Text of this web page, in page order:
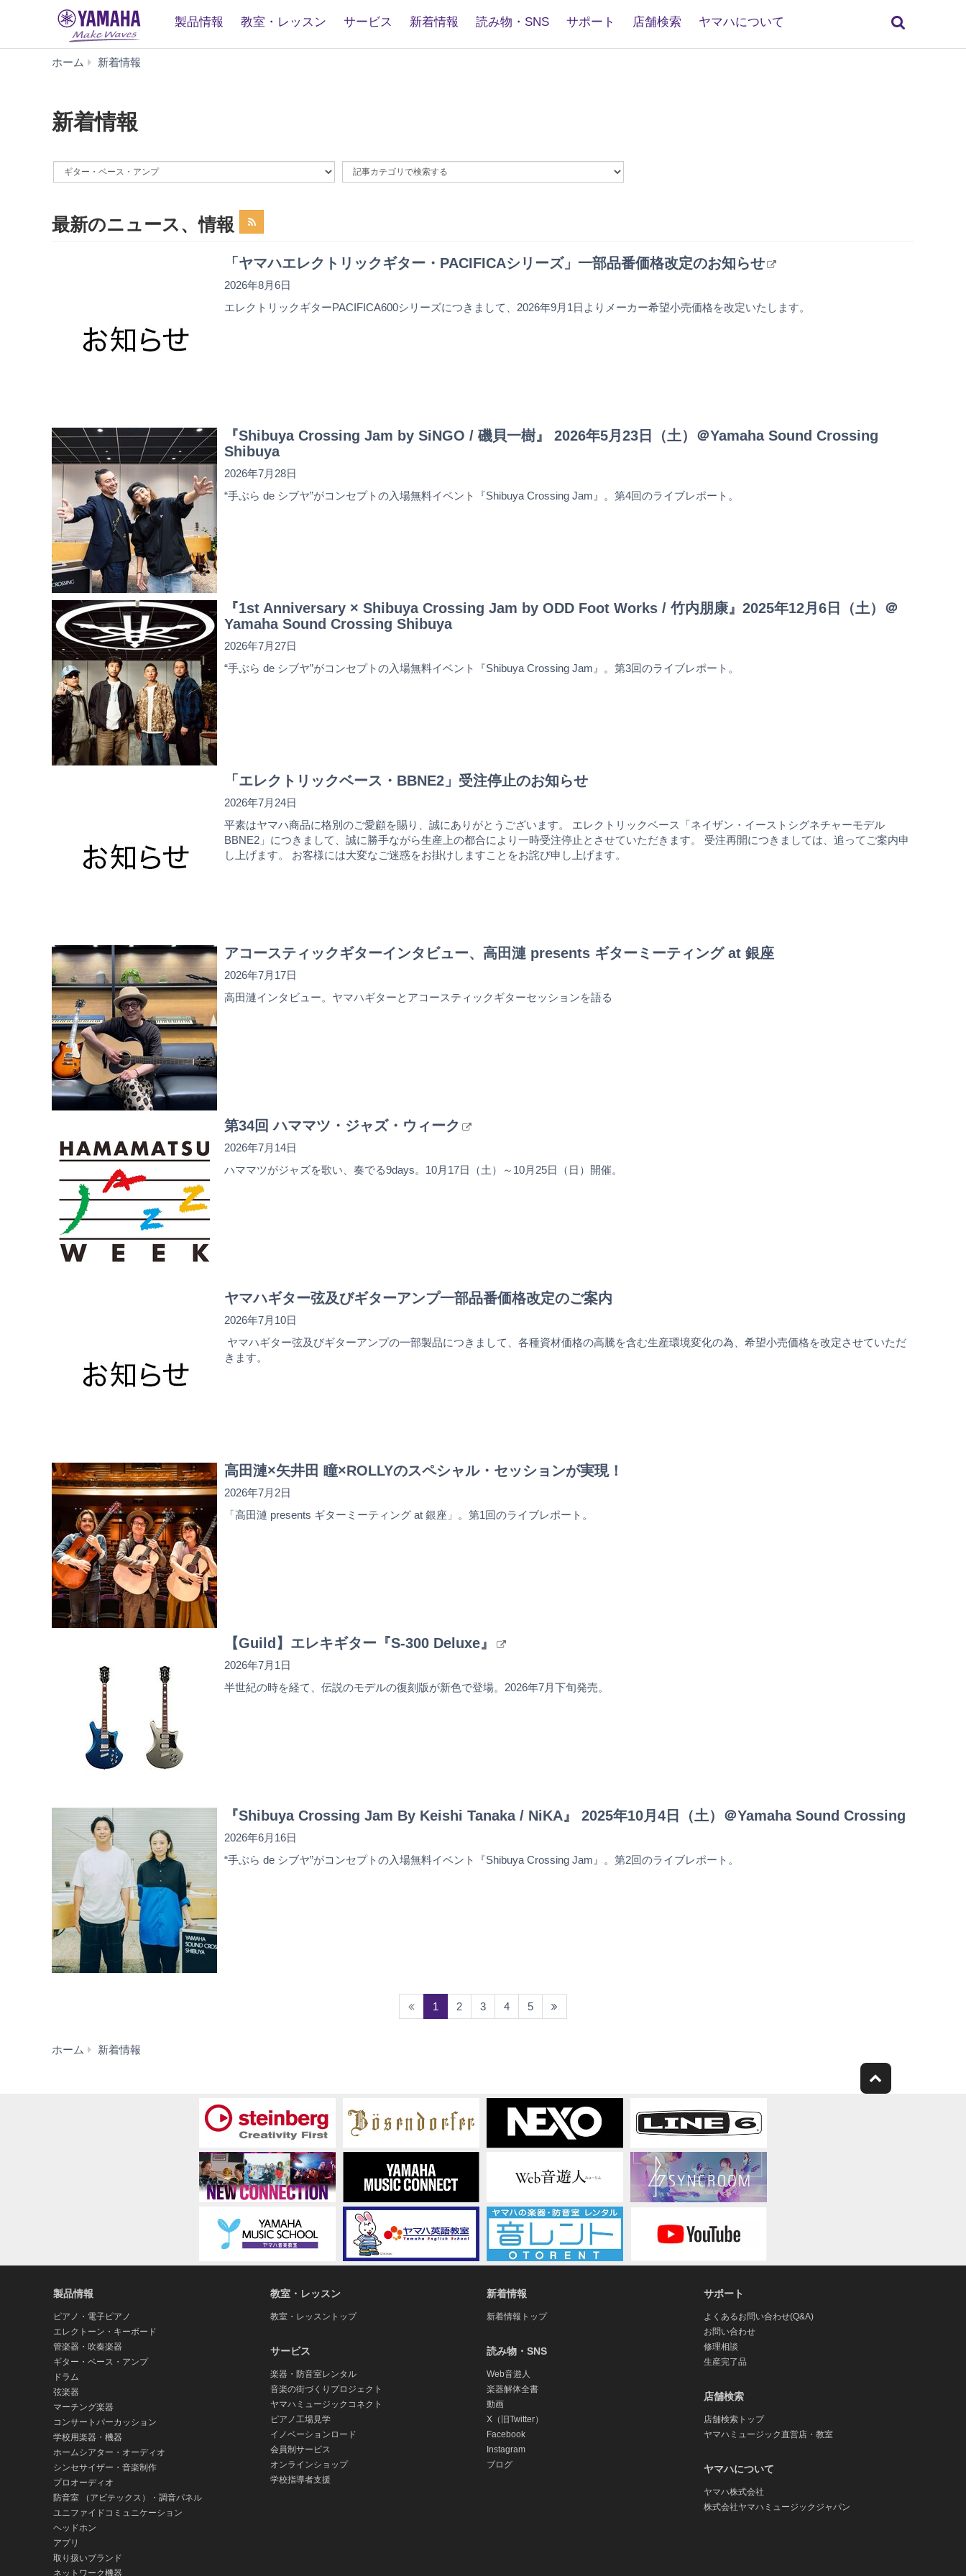
製品情報 教室・レッスン サービス 新着情報 読み物・SNS サポート 店舗検索 ヤマハについて
ホーム 新着情報
新着情報
By
News
By
Article
最新のニュース、情報
「ヤマハエレクトリックギター・PACIFICAシリーズ」一部品番価格改定のお知らせ
2026年8月6日
エレクトリックギターPACIFICA600シリーズにつきまして、2026年9月1日よりメーカー希望小売価格を改定いたします。
『Shibuya Crossing Jam by SiNGO / 磯貝一樹』 2026年5月23日（土）＠Yamaha Sound Crossing
Shibuya
2026年7月28日
“手ぶら de シブヤ”がコンセプトの入場無料イベント『Shibuya Crossing Jam』。第4回のライブレポート。
『1st Anniversary × Shibuya Crossing Jam by ODD Foot Works / 竹内朋康』2025年12月6日（土）＠
Yamaha Sound Crossing Shibuya
2026年7月27日
“手ぶら de シブヤ”がコンセプトの入場無料イベント『Shibuya Crossing Jam』。第3回のライブレポート。
「エレクトリックベース・BBNE2」受注停止のお知らせ
2026年7月24日
平素はヤマハ商品に格別のご愛顧を賜り、誠にありがとうございます。 エレクトリックベース「ネイザン・イーストシグネチャーモデル
BBNE2」につきまして、誠に勝手ながら生産上の都合により一時受注停止とさせていただきます。 受注再開につきましては、追ってご案内申
し上げます。 お客様には大変なご迷惑をお掛けしますことをお詫び申し上げます。
アコースティックギターインタビュー、高田漣 presents ギターミーティング at 銀座
2026年7月17日
高田漣インタビュー。ヤマハギターとアコースティックギターセッションを語る
第34回 ハママツ・ジャズ・ウィーク
2026年7月14日
ハママツがジャズを歌い、奏でる9days。10月17日（土）～10月25日（日）開催。
ヤマハギター弦及びギターアンプ一部品番価格改定のご案内
2026年7月10日
ヤマハギター弦及びギターアンプの一部製品につきまして、各種資材価格の高騰を含む生産環境変化の為、希望小売価格を改定させていただ
きます。
高田漣×矢井田 瞳×ROLLYのスペシャル・セッションが実現！
2026年7月2日
「高田漣 presents ギターミーティング at 銀座」。第1回のライブレポート。
【Guild】エレキギター『S-300 Deluxe』
2026年7月1日
半世紀の時を経て、伝説のモデルの復刻版が新色で登場。2026年7月下旬発売。
『Shibuya Crossing Jam By Keishi Tanaka / NiKA』 2025年10月4日（土）＠Yamaha Sound Crossing
2026年6月16日
“手ぶら de シブヤ”がコンセプトの入場無料イベント『Shibuya Crossing Jam』。第2回のライブレポート。
1 (current)
2 3 4 5
ホーム 新着情報
製品情報
ピアノ・電子ピアノ
エレクトーン・キーボード
管楽器・吹奏楽器
ギター・ベース・アンプ
ドラム
弦楽器
マーチング楽器
コンサートパーカッション
学校用楽器・機器
ホームシアター・オーディオ
シンセサイザー・音楽制作
プロオーディオ
防音室 （アビテックス）・調音パネル
ユニファイドコミュニケーション
ヘッドホン
アプリ
取り扱いブランド
ネットワーク機器
教室・レッスン
教室・レッスントップ
サービス
楽器・防音室レンタル
音楽の街づくりプロジェクト
ヤマハミュージックコネクト
ピアノ工場見学
イノベーションロード
会員制サービス
オンラインショップ
学校指導者支援
新着情報
新着情報トップ
読み物・SNS
Web音遊人
楽器解体全書
動画
X（旧Twitter）
Facebook
Instagram
ブログ
サポート
よくあるお問い合わせ(Q&A)
お問い合わせ
修理相談
生産完了品
店舗検索
店舗検索トップ
ヤマハミュージック直営店・教室
ヤマハについて
ヤマハ株式会社
株式会社ヤマハミュージックジャパン